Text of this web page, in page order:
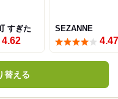
すぎた
4.62
SEZANNE
4.47
替える